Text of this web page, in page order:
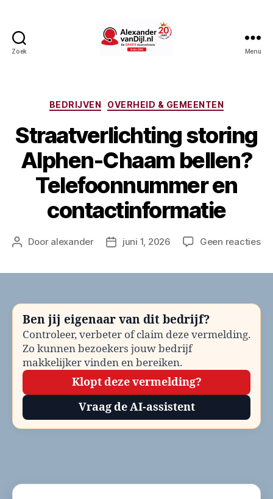
Zoek Menu
Categorieën
BEDRIJVEN OVERHEID & GEMEENTEN
Straatverlichting storing
Alphen-Chaam bellen?
Telefoonnummer en
contactinformatie
Berichtauteur
Door alexander Berichtdatum
juni 1, 2026 Geen reactiesop
Ben jij eigenaar van dit bedrijf?
Controleer, verbeter of claim deze vermelding.
Zo kunnen bezoekers jouw bedrijf
makkelijker vinden en bereiken.
Klopt deze vermelding?
Vraag de AI-assistent